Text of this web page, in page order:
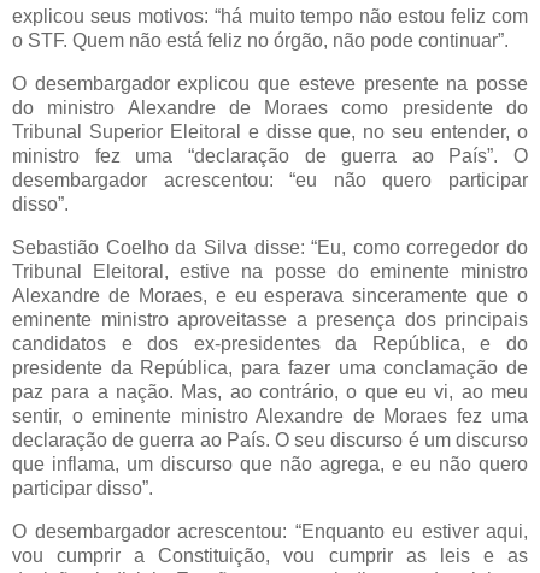
explicou seus motivos: “há muito tempo não estou feliz com
o STF. Quem não está feliz no órgão, não pode continuar”.
O desembargador explicou que esteve presente na posse
do ministro Alexandre de Moraes como presidente do
Tribunal Superior Eleitoral e disse que, no seu entender, o
ministro fez uma “declaração de guerra ao País”. O
desembargador acrescentou: “eu não quero participar
disso”.
Sebastião Coelho da Silva disse: “Eu, como corregedor do
Tribunal Eleitoral, estive na posse do eminente ministro
Alexandre de Moraes, e eu esperava sinceramente que o
eminente ministro aproveitasse a presença dos principais
candidatos e dos ex-presidentes da República, e do
presidente da República, para fazer uma conclamação de
paz para a nação. Mas, ao contrário, o que eu vi, ao meu
sentir, o eminente ministro Alexandre de Moraes fez uma
declaração de guerra ao País. O seu discurso é um discurso
que inflama, um discurso que não agrega, e eu não quero
participar disso”.
O desembargador acrescentou: “Enquanto eu estiver aqui,
vou cumprir a Constituição, vou cumprir as leis e as